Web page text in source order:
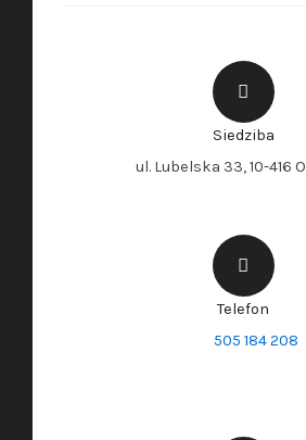
Siedziba
ul. Lubelska 33, 10-416
Telefon
505 184 208